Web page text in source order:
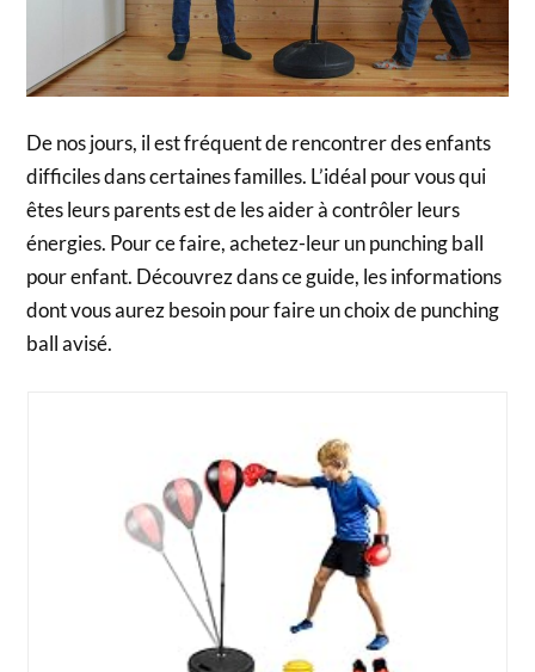
De nos jours, il est fréquent de rencontrer des enfants
difficiles dans certaines familles. L’idéal pour vous qui
êtes leurs parents est de les aider à contrôler leurs
énergies. Pour ce faire, achetez-leur un punching ball
pour enfant. Découvrez dans ce guide, les informations
dont vous aurez besoin pour faire un choix de punching
ball avisé.